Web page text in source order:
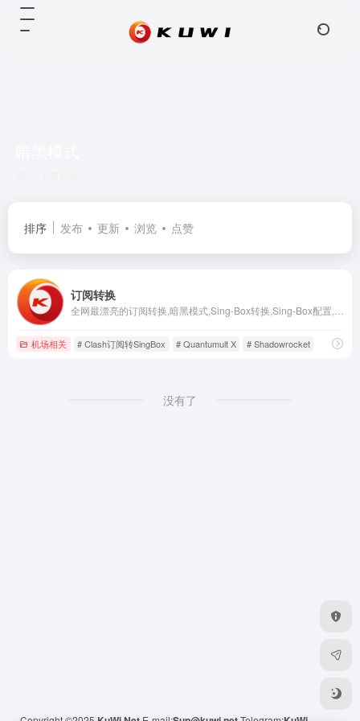
排序 发布 更新 浏览 点赞
订阅转换
机场相关 # Clash订阅转SingBox # Quantumult X # Shadowrocket
没有了